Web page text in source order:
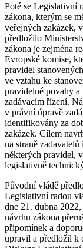
Poté se Legislativní
zákona, kterým se
veřejných zakázek,
předložilo
zákona je zejména
Evropské komise,
pravidel
ve vztahu ke
pravidelné povahy
zadávacím řízení.
v právní úpravě
identifikovány za
zakázek. Cílem
na straně
některých pravidel,
legislativně
Původní vládě
Legislativní radou
dne 21. dubna
návrhu zákona
připomínek a
upravil a předložil k